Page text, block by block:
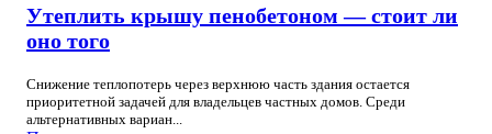
Утеплить крышу пенобетоном — стоит ли
оно того
Снижение теплопотерь через верхнюю часть здания остается
приоритетной задачей для владельцев частных домов. Среди
альтернативных вариан...